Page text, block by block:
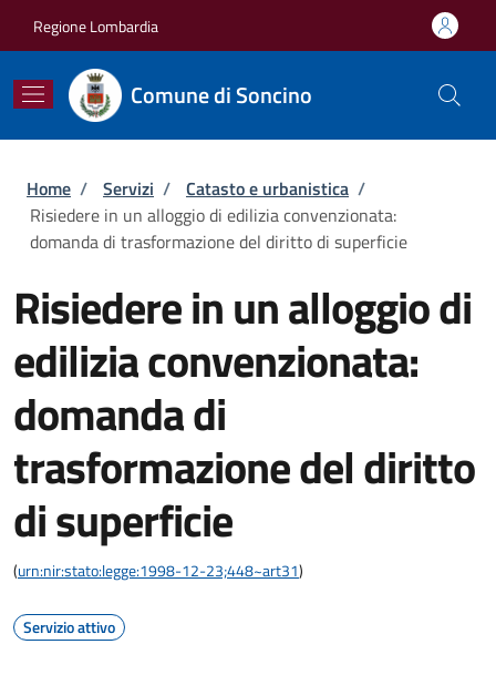
Regione Lombardia
Comune di Soncino
Briciole di pane
Home / Servizi / Catasto e urbanistica /
Risiedere in un alloggio di edilizia convenzionata:
domanda di trasformazione del diritto di superficie
Risiedere in un alloggio di
edilizia convenzionata:
domanda di
trasformazione del diritto
di superficie
(urn:nir:stato:legge:1998-12-23;448~art31)
Servizio attivo